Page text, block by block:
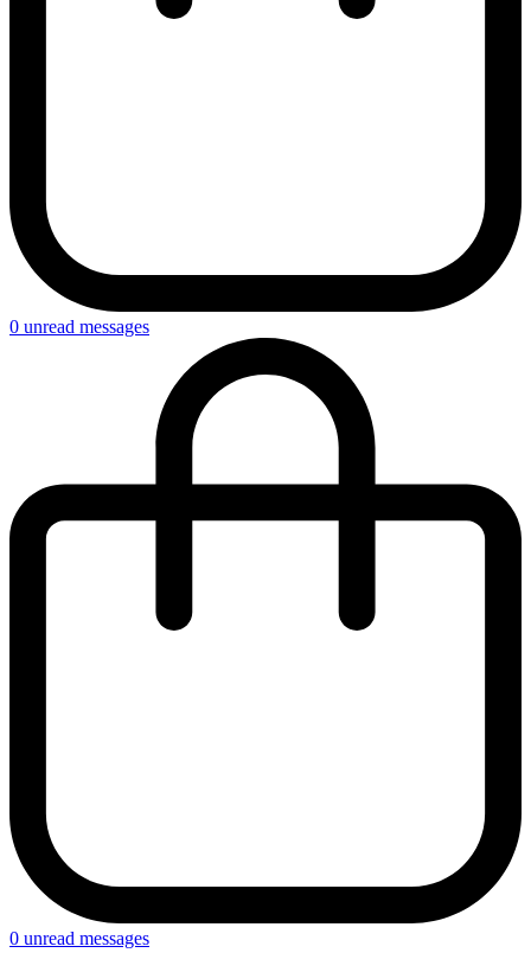
0 unread messages
0 unread messages